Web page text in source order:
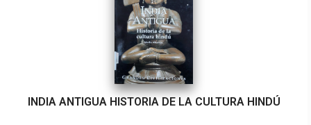
INDIA ANTIGUA HISTORIA DE LA CULTURA HINDÚ